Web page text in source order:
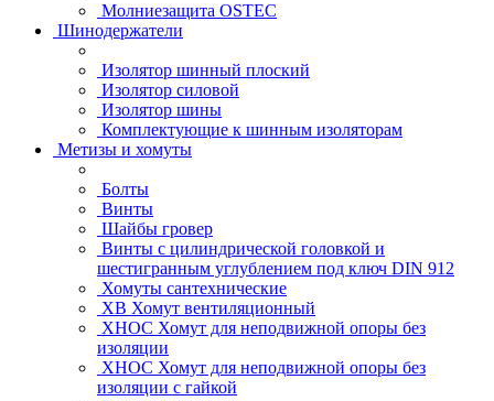
Молниезащита OSTEC
Шинодержатели
Изолятор шинный плоский
Изолятор силовой
Изолятор шины
Комплектующие к шинным изоляторам
Метизы и хомуты
Болты
Винты
Шайбы гровер
Винты с цилиндрической головкой и
шестигранным углублением под ключ DIN 912
Хомуты сантехнические
ХВ Хомут вентиляционный
ХНОС Хомут для неподвижной опоры без
изоляции
ХНОС Хомут для неподвижной опоры без
изоляции с гайкой